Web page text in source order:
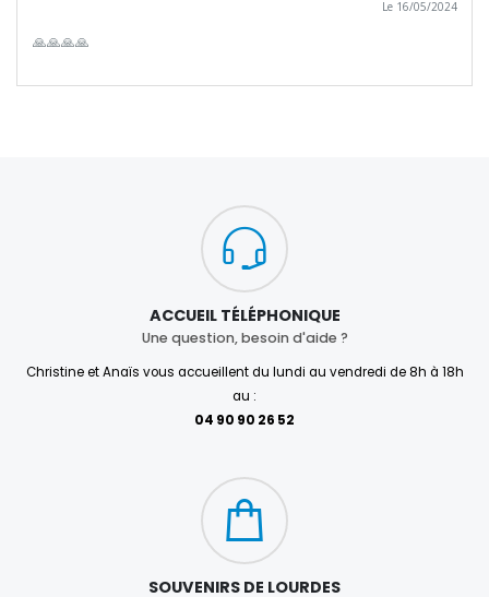
Le 16/05/2024
🙏🙏🙏🙏
ACCUEIL TÉLÉPHONIQUE
Une question, besoin d'aide ?
Christine et Anaïs vous accueillent du lundi au vendredi de 8h à 18h
au :
04 90 90 26 52
SOUVENIRS DE LOURDES